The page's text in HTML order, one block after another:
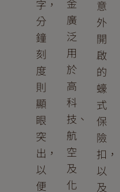
字，
分
鐘
刻
度
則
顯
眼
突
出，
以
便
金
廣
泛
用
於
高
科
技、
航
空
及
化
意
外
開
啟
的
蠔
式
保
險
扣，
以
及